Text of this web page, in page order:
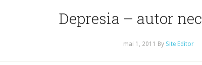
Depresia – autor
mai 1, 2011 By Site Editor